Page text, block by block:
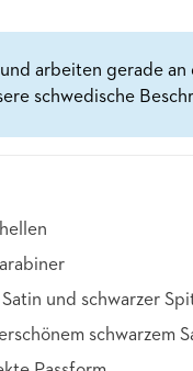
arbeiten gerade an
schwedische
und schwarzer
schwarzem